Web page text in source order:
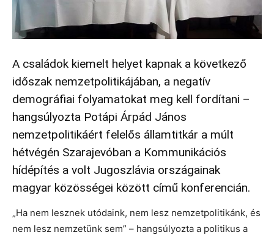
A családok kiemelt helyet kapnak a következő
időszak nemzetpolitikájában, a negatív
demográfiai folyamatokat meg kell fordítani –
hangsúlyozta Potápi Árpád János
nemzetpolitikáért felelős államtitkár a múlt
hétvégén Szarajevóban a Kommunikációs
hídépítés a volt Jugoszlávia országainak
magyar közösségei között című konferencián.
„Ha nem lesznek utódaink, nem lesz nemzetpolitikánk, és
nem lesz nemzetünk sem” – hangsúlyozta a politikus a